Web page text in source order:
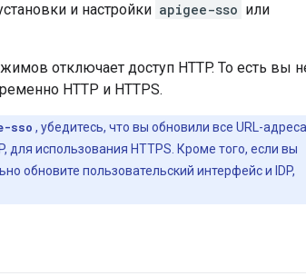
и настройки apigee-sso или
отключает доступ HTTP. То есть вы
HTTP и HTTPS.
sso , убедитесь, что вы обновили все URL-
использования HTTPS. Кроме того, если вы
обновите пользовательский интерфейс и IDP,